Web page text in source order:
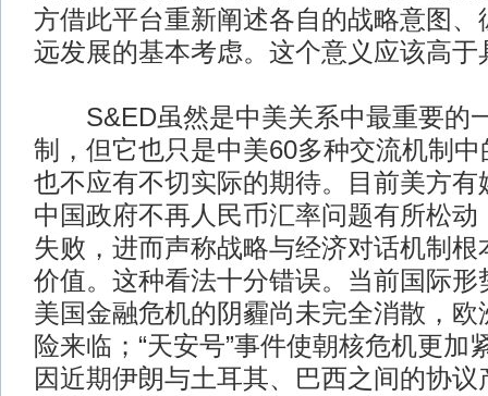
方借此平台重新阐述各自的战略意图、
远发展的基本考虑。这个意义应该高于
S&ED虽然是中美关系中最重要的
制，但它也只是中美60多种交流机制
也不应有不切实际的期待。目前美方有
中国政府不再人民币汇率问题有所松动
失败，进而声称战略与经济对话机制根
价值。这种看法十分错误。当前国际形
美国金融危机的阴霾尚未完全消散，欧
险来临；“天安号”事件使朝核危机更加
因近期伊朗与土耳其、巴西之间的协